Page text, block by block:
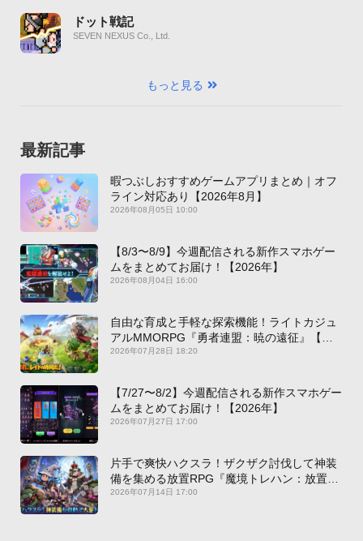
ドット戦記
SEVEN NEXUS Co., Ltd.
もっと見る
最新記事
暇つぶしおすすめゲームアプリまとめ｜オフ
ライン対応あり【2026年8月】
2026年08月05日 10:00
【8/3〜8/9】今週配信される新作スマホゲー
ムをまとめてお届け！【2026年】
2026年08月04日 16:00
自由な育成と手軽な探索機能！ライトカジュ
アルMMORPG『勇者連盟：暁の遠征』【最
新作PICKUP】
2026年07月28日 18:20
【7/27〜8/2】今週配信される新作スマホゲー
ムをまとめてお届け！【2026年】
2026年07月27日 17:00
片手で爽快ハクスラ！ザクザク討伐して神装
備を集める放置RPG『魔境トレハン：放置で
神装備』【最新作PICKUP】
2026年07月14日 17:00